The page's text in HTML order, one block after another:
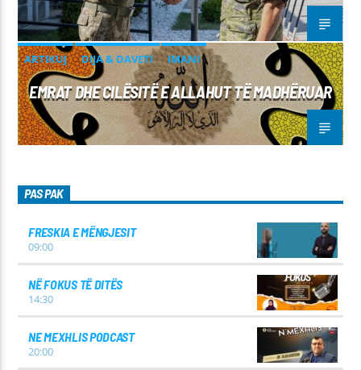
ARTIKUJ DIJA & DAVETI IMANI
EMRAT DHE CILËSITË E ALLAHUT TË MADHËRUAR
PAS PAK
FRESKIA E MËNGJESIT
09:00
NË FOKUS TË DITËS
14:30
NE MEXHLIS PODCAST
20:00